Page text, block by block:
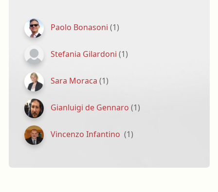
Paolo Bonasoni (1)
Stefania Gilardoni (1)
Sara Moraca (1)
Gianluigi de Gennaro (1)
Vincenzo Infantino (1)